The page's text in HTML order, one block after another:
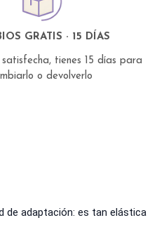
GRATIS · 15 DÍAS
tienes 15 días para
o devolverlo
de adaptación: es tan elástica